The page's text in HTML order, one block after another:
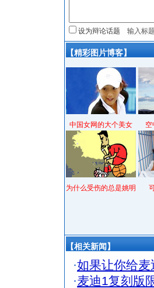
设为辩论话题
【精彩图片博客】
中国女网的大个美女 空
为什么受伤的总是姚明
【相关新闻】
·如果让你给
·麦迪1复刻版